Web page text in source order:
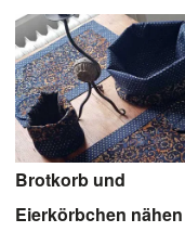
Brotkorb und
Eierkörbchen nähen